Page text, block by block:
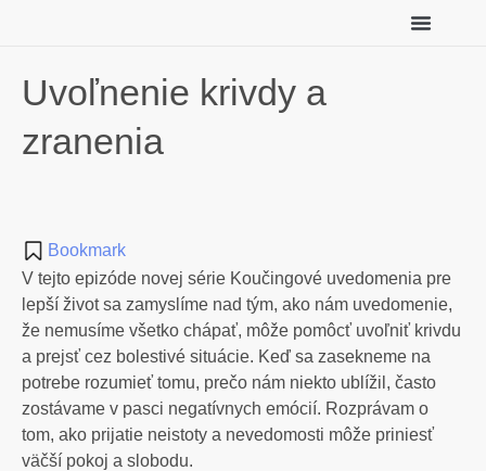
Uvoľnenie krivdy a
zranenia
Bookmark
V tejto epizóde novej série Koučingové uvedomenia pre
lepší život sa zamyslíme nad tým, ako nám uvedomenie,
že nemusíme všetko chápať, môže pomôcť uvoľniť krivdu
a prejsť cez bolestivé situácie. Keď sa zasekneme na
potrebe rozumieť tomu, prečo nám niekto ublížil, často
zostávame v pasci negatívnych emócií. Rozprávam o
tom, ako prijatie neistoty a nevedomosti môže priniesť
väčší pokoj a slobodu.